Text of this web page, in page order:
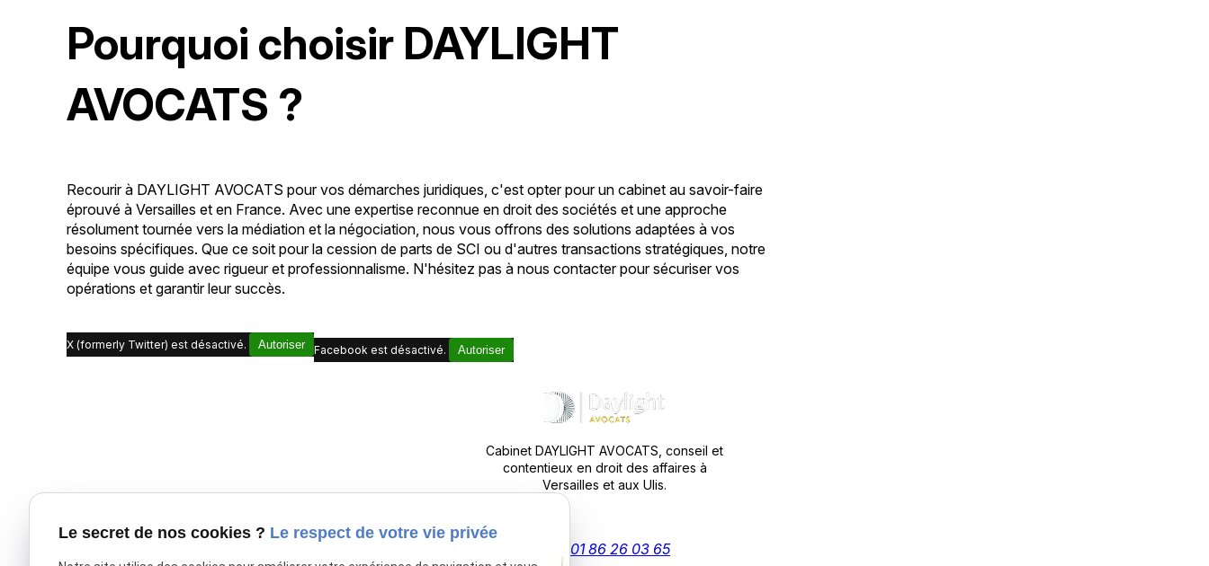
Pourquoi choisir DAYLIGHT
AVOCATS ?
Recourir à DAYLIGHT AVOCATS pour vos démarches juridiques, c'est opter pour un cabinet au savoir-faire
éprouvé à Versailles et en France. Avec une expertise reconnue en droit des sociétés et une approche
résolument tournée vers la médiation et la négociation, nous vous offrons des solutions adaptées à vos
besoins spécifiques. Que ce soit pour la cession de parts de SCI ou d'autres transactions stratégiques, notre
équipe vous guide avec rigueur et professionnalisme. N'hésitez pas à nous contacter pour sécuriser vos
opérations et garantir leur succès.
X (formerly Twitter) est désactivé. Autoriser Facebook est désactivé. Autoriser
Cabinet DAYLIGHT AVOCATS, conseil et
contentieux en droit des affaires à
Versailles et aux Ulis.
01 86 26 03 65
Le secret de nos cookies ? Le respect de votre vie privée